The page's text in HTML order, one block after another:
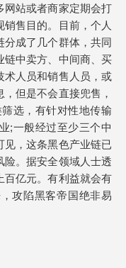
网站或者商家定期会打
售目的。目前，个人
分成了几个群体，共同
链中卖方、中间商、买
术人员和销售人员，或
但是不会直接兜售，
选，有针对性地传输
;一般经过至少三个中
见，这条黑色产业链已
险。据安全领域人士透
百亿元。有利益就会有
攻陷黑客帝国绝非易